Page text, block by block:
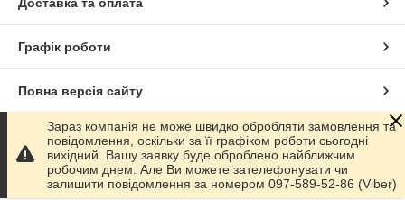
Графік роботи
Повна версія сайту
Сайт створено на маркетплейсіProm.ua
Політика конфіденційності
Зараз компанія не може швидко обробляти замовлення та
повідомлення, оскільки за її графіком роботи сьогодні
вихідний. Вашу заявку буде оброблено найближчим
робочим днем. Але Ви можете зателефонувати чи
залишити повідомлення за номером 097-589-52-86 (Viber)